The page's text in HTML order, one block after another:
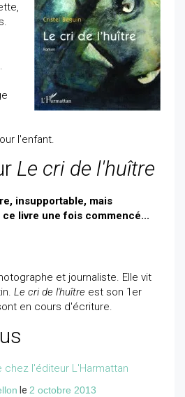
l'enfant.
Le cri de l'huître
insupportable, mais
livre une fois commencé...
et journaliste. Elle vit
Le cri de l'huître est son 1er
en cours d'écriture.
chez l'éditeur L'Harmattan
le 2 octobre 2013